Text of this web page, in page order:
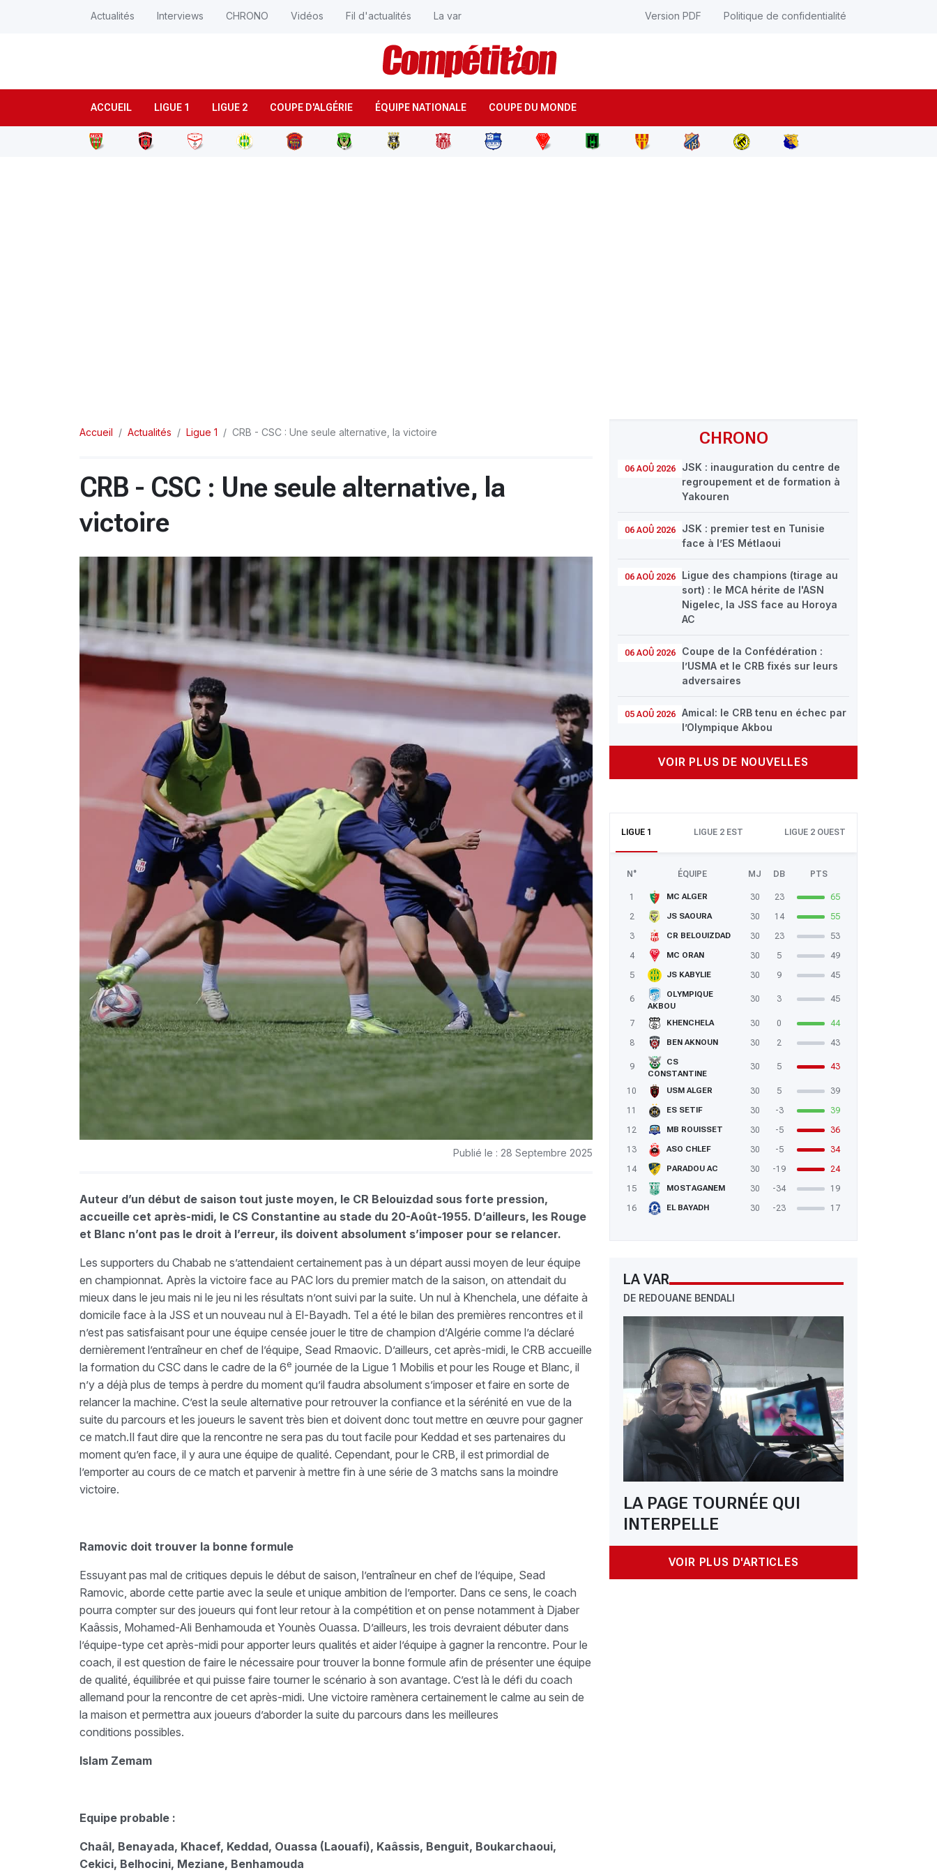
ACCUEIL LIGUE 1 LIGUE 2 COUPE D'ALGÉRIE ÉQUIPE NATIONALE COUPE DU MONDE
Actualités Interviews CHRONO Vidéos Fil d'actualités La var Version PDF Politique de confidentialité
CHRONO
06 AOÛ 2026
JSK : inauguration du centre de
regroupement et de formation à
Yakouren
06 AOÛ 2026
JSK : premier test en Tunisie
face à l’ES Métlaoui
06 AOÛ 2026
Ligue des champions (tirage au
sort) : le MCA hérite de l'ASN
Nigelec, la JSS face au Horoya
AC
06 AOÛ 2026
Coupe de la Confédération :
l’USMA et le CRB fixés sur leurs
adversaires
05 AOÛ 2026
Amical: le CRB tenu en échec par
l’Olympique Akbou
VOIR PLUS DE NOUVELLES
LIGUE 1 LIGUE 2 EST LIGUE 2 OUEST
N° ÉQUIPE MJ DB PTS
1 MC ALGER 30 23
65
2
JS SAOURA 30 14
55
3
CR BELOUIZDAD 30 23
53
4
MC ORAN 30 5
49
5
JS KABYLIE 30 9 45
6
OLYMPIQUE
AKBOU
30 3 45
7 KHENCHELA 30 0
44
8
BEN AKNOUN 30 2 43
9
CS
CONSTANTINE
30 5 43
10 USM ALGER 30 5
39
11
ES SETIF 30 -3
39
12
MB ROUISSET 30 -5
36
13
ASO CHLEF 30 -5
34
14
PARADOU AC 30 -19
24
15
MOSTAGANEM 30 -34
19
16
EL BAYADH 30 -23 17
LA VAR
DE REDOUANE BENDALI
LA PAGE TOURNÉE QUI
INTERPELLE
VOIR PLUS D'ARTICLES
Accueil Actualités Ligue 1 CRB - CSC : Une seule alternative, la victoire
CRB - CSC : Une seule alternative, la
victoire
Publié le : 28 Septembre 2025
Auteur d’un début de saison tout juste moyen, le CR Belouizdad sous forte pression,
accueille cet après-midi, le CS Constantine au stade du 20-Août-1955. D’ailleurs, les Rouge
et Blanc n’ont pas le droit à l’erreur, ils doivent absolument s’imposer pour se relancer.
Les supporters du Chabab ne s’attendaient certainement pas à un départ aussi moyen de leur équipe
en championnat. Après la victoire face au PAC lors du premier match de la saison, on attendait du
mieux dans le jeu mais ni le jeu ni les résultats n’ont suivi par la suite. Un nul à Khenchela, une défaite à
domicile face à la JSS et un nouveau nul à El-Bayadh. Tel a été le bilan des premières rencontres et il
n’est pas satisfaisant pour une équipe censée jouer le titre de champion d’Algérie comme l’a déclaré
dernièrement l’entraîneur en chef de l’équipe, Sead Rmaovic. D’ailleurs, cet après-midi, le CRB accueille
la formation du CSC dans le cadre de la 6e journée de la Ligue 1 Mobilis et pour les Rouge et Blanc, il
n’y a déjà plus de temps à perdre du moment qu’il faudra absolument s’imposer et faire en sorte de
relancer la machine. C’est la seule alternative pour retrouver la confiance et la sérénité en vue de la
suite du parcours et les joueurs le savent très bien et doivent donc tout mettre en œuvre pour gagner
ce match.Il faut dire que la rencontre ne sera pas du tout facile pour Keddad et ses partenaires du
moment qu’en face, il y aura une équipe de qualité. Cependant, pour le CRB, il est primordial de
l’emporter au cours de ce match et parvenir à mettre fin à une série de 3 matchs sans la moindre
victoire.
Ramovic doit trouver la bonne formule
Essuyant pas mal de critiques depuis le début de saison, l’entraîneur en chef de l’équipe, Sead
Ramovic, aborde cette partie avec la seule et unique ambition de l’emporter. Dans ce sens, le coach
pourra compter sur des joueurs qui font leur retour à la compétition et on pense notamment à Djaber
Kaâssis, Mohamed-Ali Benhamouda et Younès Ouassa. D’ailleurs, les trois devraient débuter dans
l’équipe-type cet après-midi pour apporter leurs qualités et aider l’équipe à gagner la rencontre. Pour le
coach, il est question de faire le nécessaire pour trouver la bonne formule afin de présenter une équipe
de qualité, équilibrée et qui puisse faire tourner le scénario à son avantage. C’est là le défi du coach
allemand pour la rencontre de cet après-midi. Une victoire ramènera certainement le calme au sein de
la maison et permettra aux joueurs d’aborder la suite du parcours dans les meilleures
conditions possibles.
Islam Zemam
Equipe probable :
Chaâl, Benayada, Khacef, Keddad, Ouassa (Laouafi), Kaâssis, Benguit, Boukarchaoui,
Cekici, Belhocini, Meziane, Benhamouda